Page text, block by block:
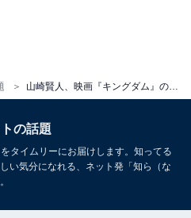
の話題
タイムリーにお届けします。知ってる
い気分になれる、ネット発「知ら（な